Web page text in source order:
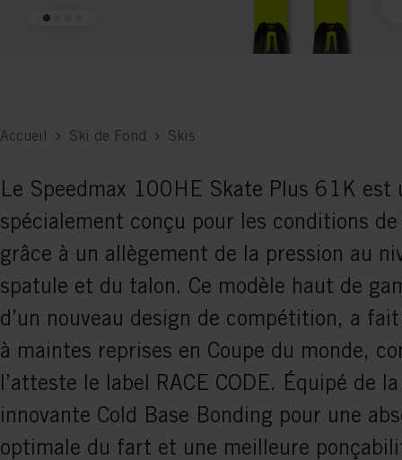
Accueil Ski de Fond Skis
Le Speedmax 100HE Skate Plus 61K est
spécialement conçu pour les conditions
grâce à un allègement de la pression au
spatule et du talon. Ce modèle haut de
d’un nouveau design de compétition, a
à maintes reprises en Coupe du monde,
l’atteste le label RACE CODE. Équipé de
innovante Cold Base Bonding pour une
optimale du fart et une meilleure